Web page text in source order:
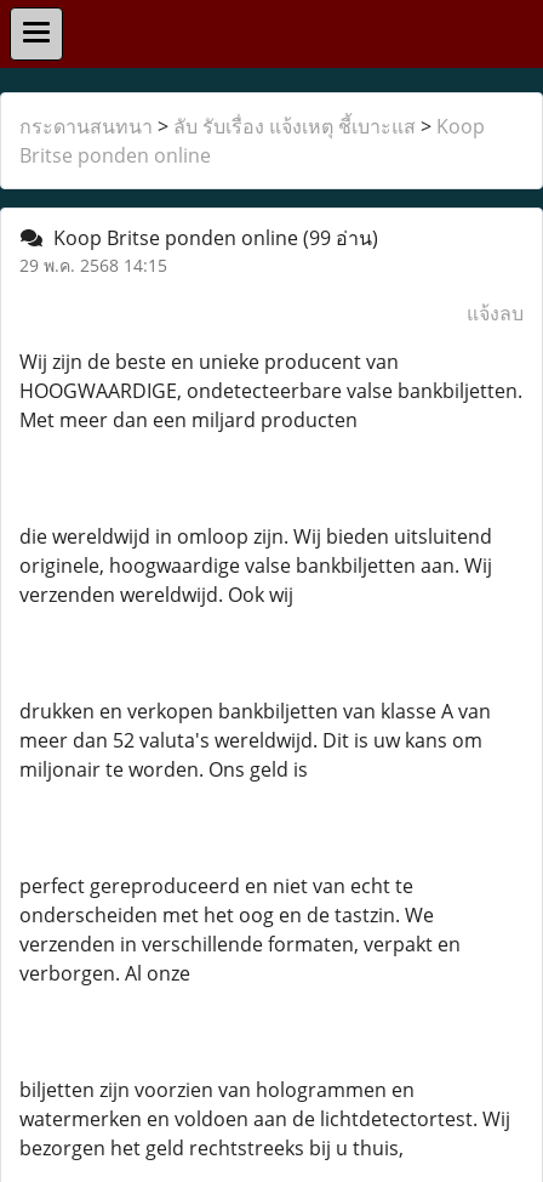
กระดานสนทนา > ลับ รับเรื่อง แจ้งเหตุ ชี้เบาะแส > Koop
Britse ponden online
Koop Britse ponden online(99 อ่าน)
29 พ.ค. 2568 14:15
แจ้งลบ
Wij zijn de beste en unieke producent van
HOOGWAARDIGE, ondetecteerbare valse bankbiljetten.
Met meer dan een miljard producten
die wereldwijd in omloop zijn. Wij bieden uitsluitend
originele, hoogwaardige valse bankbiljetten aan. Wij
verzenden wereldwijd. Ook wij
drukken en verkopen bankbiljetten van klasse A van
meer dan 52 valuta's wereldwijd. Dit is uw kans om
miljonair te worden. Ons geld is
perfect gereproduceerd en niet van echt te
onderscheiden met het oog en de tastzin. We
verzenden in verschillende formaten, verpakt en
verborgen. Al onze
biljetten zijn voorzien van hologrammen en
watermerken en voldoen aan de lichtdetectortest. Wij
bezorgen het geld rechtstreeks bij u thuis,